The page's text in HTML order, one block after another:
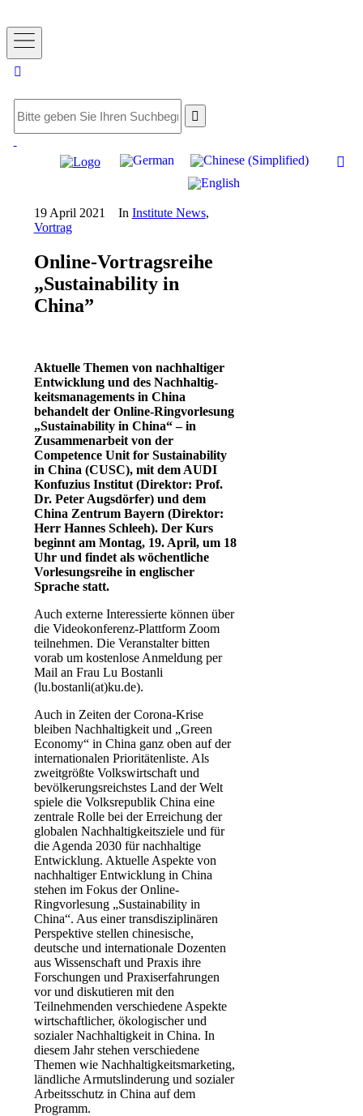
19 April 2021 In Institute News,
Vortrag
Online-Vortragsreihe
„Sustainability in
China”
Aktuelle Themen von nach­haltiger
Entwicklung und des Nach­haltig­
keits­manage­ments in China
behandelt der Online-Ringvorlesung
„Sustainability in China“ – in
Zusammenarbeit von der
Competence Unit for Sustainability
in China (CUSC), mit dem AUDI
Konfuzius Institut (Direktor: Prof.
Dr. Peter Augsdörfer) und dem
China Zentrum Bayern (Direktor:
Herr Hannes Schleeh). Der Kurs
beginnt am Montag, 19. April, um 18
Uhr und findet als wöchentliche
Vorlesungsreihe in englischer
Sprache statt.
Auch externe Interessierte können über
die Videokonferenz-Plattform Zoom
teilnehmen. Die Veranstalter bitten
vorab um kostenlose Anmeldung per
Mail an Frau Lu Bostanli
(lu.bostanli(at)ku.de).
Auch in Zeiten der Corona-Krise
bleiben Nachhaltigkeit und „Green
Economy“ in China ganz oben auf der
internationalen Prioritätenliste. Als
zweitgrößte Volkswirtschaft und
bevölkerungsreichstes Land der Welt
spiele die Volksrepublik China eine
zentrale Rolle bei der Erreichung der
globalen Nachhaltigkeitsziele und für
die Agenda 2030 für nachhaltige
Entwicklung. Aktuelle Aspekte von
nachhaltiger Entwicklung in China
stehen im Fokus der Online-
Ringvorlesung „Sustainability in
China“. Aus einer transdisziplinären
Perspektive stellen chinesische,
deutsche und internationale Dozenten
aus Wissenschaft und Praxis ihre
Forschungen und Praxiserfahrungen
vor und diskutieren mit den
Teilnehmenden verschiedene Aspekte
wirtschaftlicher, ökologischer und
sozialer Nachhaltigkeit in China. In
diesem Jahr stehen verschiedene
Themen wie Nachhaltigkeits­mar­ke­ting,
ländliche Armutslinderung und sozialer
Arbeitsschutz in China auf dem
Programm.